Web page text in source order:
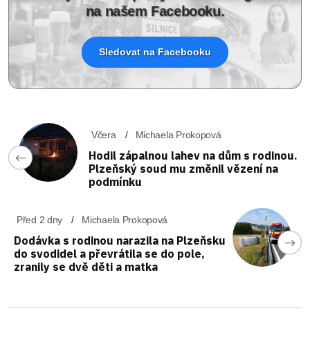
na našem Facebooku.
Sledovat na Facebooku
Včera Michaela Prokopová
Hodil zápalnou lahev na dům s rodinou.
Plzeňský soud mu změnil vězení na
podmínku
Před 2 dny Michaela Prokopová
Dodávka s rodinou narazila na Plzeňsku
do svodidel a převrátila se do pole,
zranily se dvě děti a matka